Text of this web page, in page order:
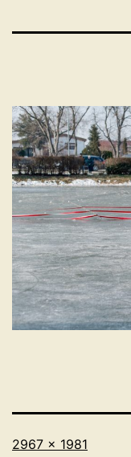
Originalgröße
2967 × 1981